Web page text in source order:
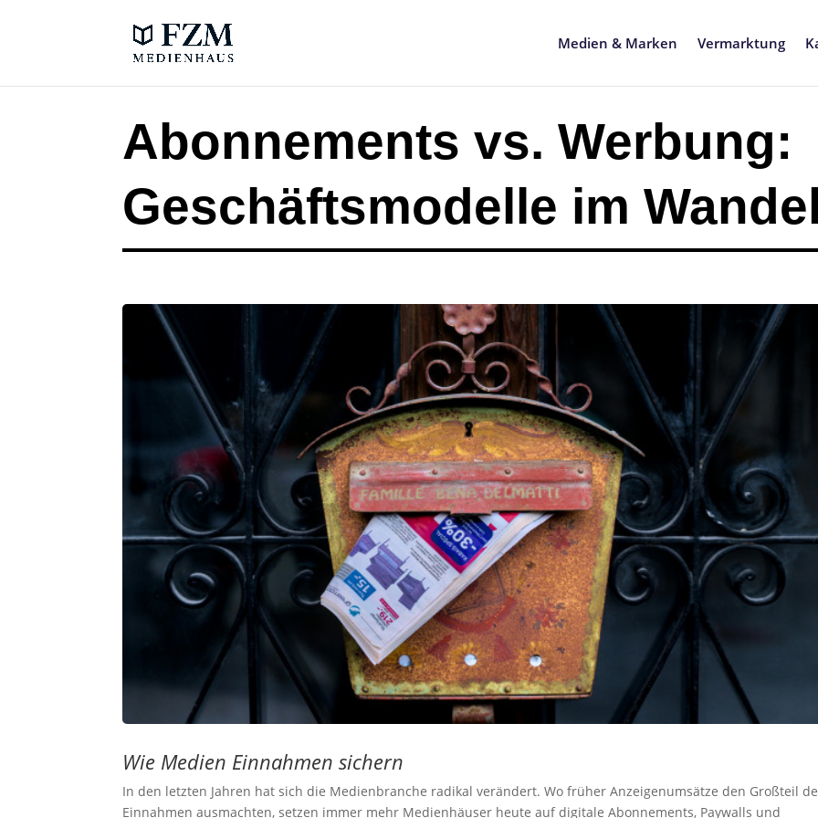
Medien & Marken Vermarktung
Abonnements vs. Werbung:
Geschäftsmodelle im
Wie Medien Einnahmen sichern
In den letzten Jahren hat sich die Medienbranche radikal verändert. Wo früher Anzeigenumsätze den Großteil
Einnahmen ausmachten, setzen immer mehr Medienhäuser heute auf digitale Abonnements, Paywalls und